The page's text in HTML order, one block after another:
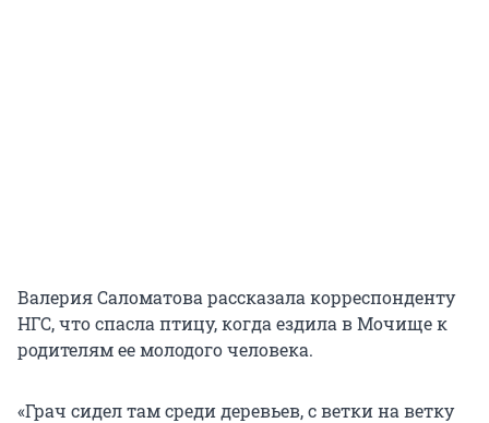
Валерия Саломатова рассказала корреспонденту
НГС, что спасла птицу, когда ездила в Мочище к
родителям ее молодого человека.
«Грач сидел там среди деревьев, с ветки на ветку